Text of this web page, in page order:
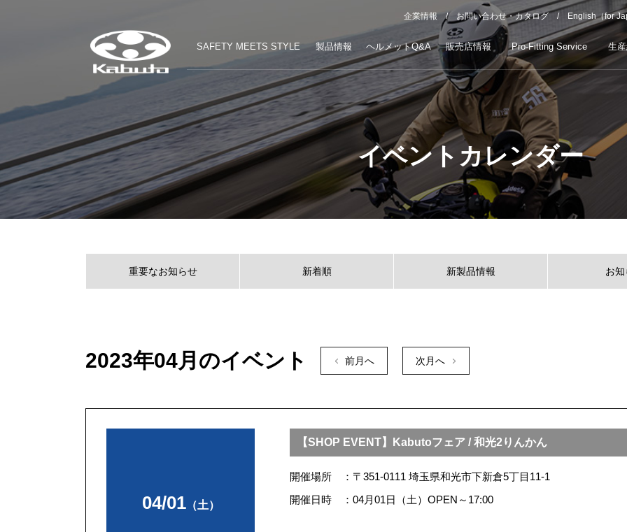
企業情報 お問い合わせ・カタログ English（for
SAFETY MEETS STYLE 製品情報 ヘルメットQ&A 販売店情報 Pro-Fitting Service 生
イベントカレンダー
重要なお知らせ 新着順 新製品情報 お
2023年04月のイベント 前月へ 次月へ
04/01（土）
【SHOP EVENT】Kabutoフェア / 和光2りんかん
開催場所
〒351-0111 埼玉県和光市下新倉5丁目11-1
開催日時
04月01日（土）OPEN～17:00